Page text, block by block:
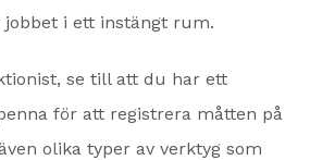
i ett instängt rum.
se till att du har ett
för att registrera måtten på
olika typer av verktyg som